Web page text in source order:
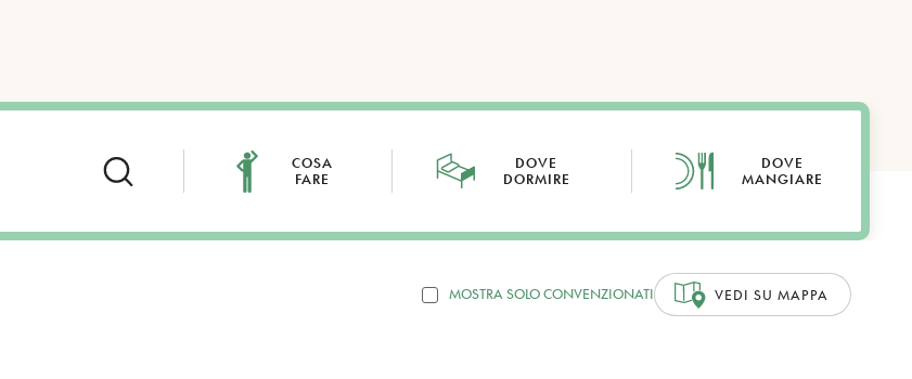
COSA
FARE
DOVE
DORMIRE
DOVE
MANGIARE
MOSTRA SOLO CONVENZIONATI VEDI SU MAPPA